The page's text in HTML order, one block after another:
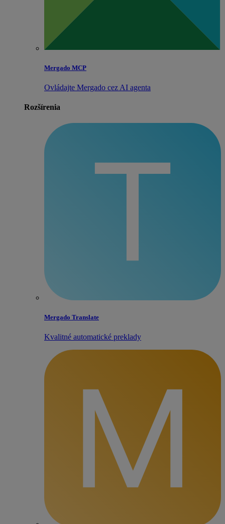
Mergado MCP
Ovládajte Mergado cez AI agenta
Rozšírenia
Mergado Translate
Kvalitné automatické preklady